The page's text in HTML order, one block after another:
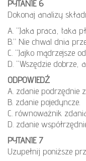
PYTANIE 6
Dokonaj analizy
A. “Jaka praca, taka
B.” Nie chwal dnia
C. “Jajko mądrzejsze
D. “Wszędzie dobrze,
ODPOWIEDŹ
A. zdanie podrzędnie
B. zdanie pojedyncze.
C. równoważnik
D. zdanie
PYTANIE 7
Uzupełnij poniższe